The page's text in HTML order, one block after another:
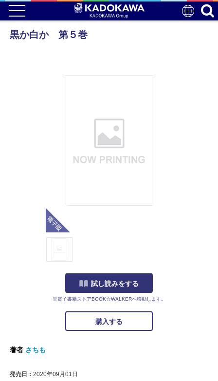
黒か白か 第５巻
試し読みをする
※電子書籍ストアBOOK☆WALKERへ移動します。
購入する
著者 さちも
発売日： 2020年09月01日